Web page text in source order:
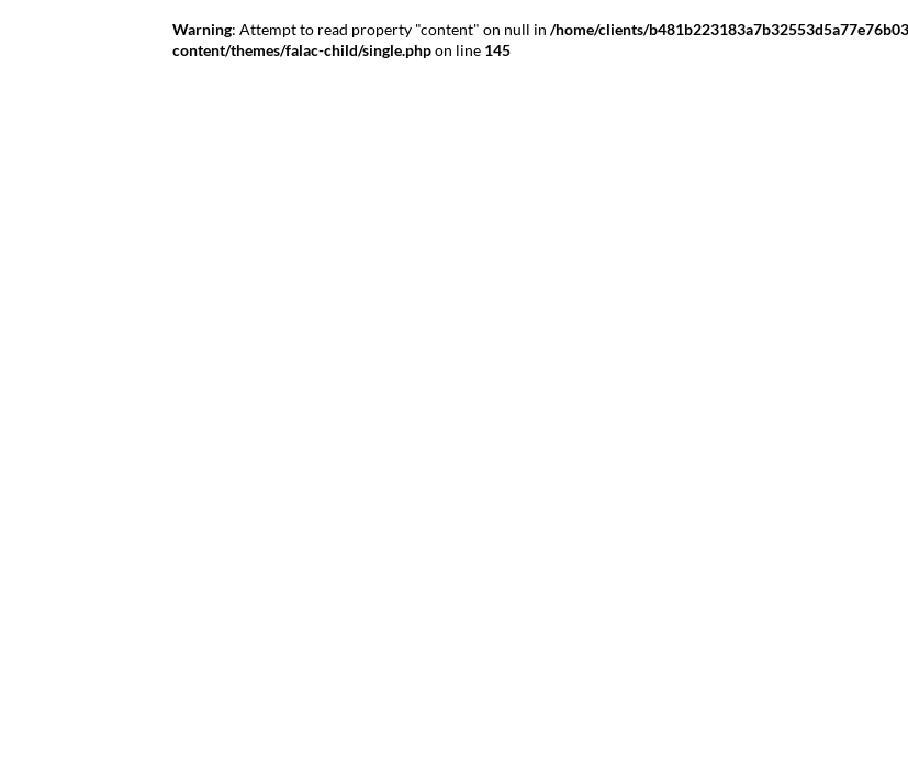
Warning: Attempt to read property "content" on null in /home/clients/
content/themes/falac-child/single.phpon line 145